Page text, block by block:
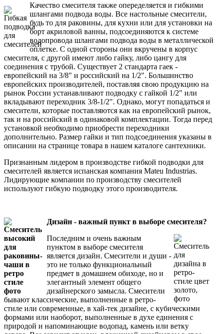
Качество смесителя также опеределяется и гибкими
шлангами подвода воды. Все настольные смесители,
будь то для раковины, для кухни или для установки на
борт акриловой ванны, подсоединяются к системе
водопровода шлангами подвода воды в металлической
оплетке. С одной стороны они вкручены в корпус
смесителя, с другой имеют либо гайку, либо цангу для
соединения с трубой. Существует 2 стандарта гаек -
европейский на 3/8" и российский на 1/2". Большинство
европейских производителей, поставляя свою продукцию на
рынок России устанавливают подводку с гайкой 1/2" или
вкладывают переходник 3/8-1/2". Однако, могут попадаться и
смесители, которые поставляются как на европейский рынок,
так и на российский в одинаковой комплектации. Тогда перед
установкой необходимо приобрести переходники
дополнительно. Размер гайки и тип подсоединения указаны в
описании на странице товара в нашем каталоге сантехники.
Признанным лидером в производстве гибкой подводки для
смесителей является испанская компания Mateu Industrias.
Лидирующие компании по производству смесителей
используют гибкую подводку этого производителя.
Дизайн - важный пункт в выборе смесителя?
Последним и очень важным
пунктом в выборе смесителя
является дизайн. Смесители и души -
это не только функциональный
предмет в домашнем обиходе, но и
элегантный элемент общего
дизайнерского замысла. Смесители
бывают классические, выполненные в ретро-
стиле или современные, в хай-тек дизайне, с кубическими
формами или наоборот, выполненные в духе единения с
природой и напоминающие водопад, камень или ветку